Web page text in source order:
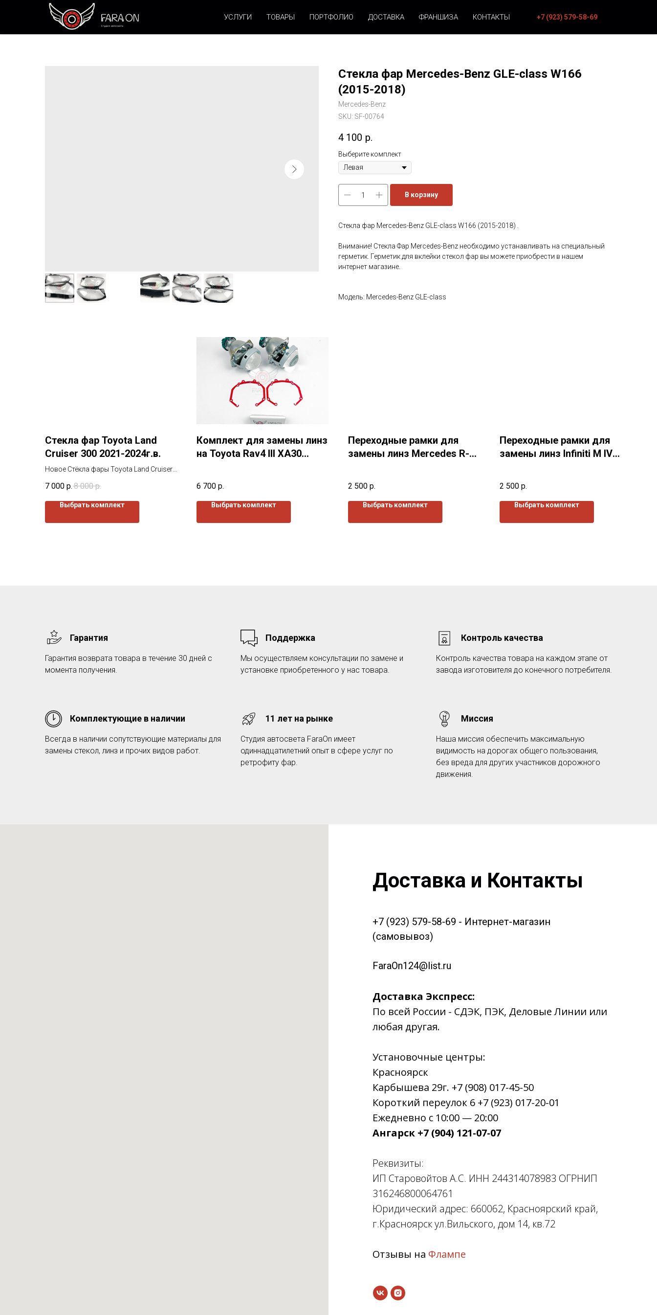
УСЛУГИ ТОВАРЫ ПОРТФОЛИО ДОСТАВКА ФРАНШИЗА КОНТАКТЫ +7 (923) 579-58-69
Стекла фар Mercedes-Benz GLE-class W166
(2015-2018)
Mercedes-Benz
SKU: SF-00764
4 100 р.
Выберите комплект
В корзину
Стекла фар Mercedes-Benz GLE-class W166 (2015-2018) .
Внимание! Стекла Фар Mercedes-Benz необходимо устанавливать на специальный
герметик. Герметик для вклейки стекол фар вы можете приобрести в нашем
интернет магазине.
Модель: Mercedes-Benz GLE-class
Стекла фар Toyota Land
Cruiser 300 2021-2024г.в.
Новое Стёкла фары Toyota Land Cruiser
изготовителя. Все стекла покрыты
защитным лаком как с наружи так и
7 000 р. 8 000 р.
Выбрать комплект
Комплект для замены линз
на Toyota Rav4 III XA30
6 700 р.
Выбрать комплект
Переходные рамки для
замены линз Mercedes R-
2 500 р.
Выбрать комплект
Переходные рамки для
замены линз Infiniti M IV
2 500 р.
Выбрать комплект
Гарантия
Гарантия возврата товара в течение 30 дней с
момента получения.
Поддержка
Мы осуществляем консультации по замене и
установке приобретенного у нас товара.
Контроль качества
Контроль качества товара на каждом этапе от
завода изготовителя до конечного потребителя.
Комплектующие в наличии
Всегда в наличии сопутствующие материалы для
замены стекол, линз и прочих видов работ.
11 лет на рынке
Студия автосвета FaraOn имеет
одиннадцатилетний опыт в сфере услуг по
ретрофиту фар.
Миссия
Наша миссия обеспечить максимальную
видимость на дорогах общего пользования,
без вреда для других участников дорожного
движения.
Доставка и Контакты
+7 (923) 579-58-69 - Интернет-магазин
(самовывоз)
FaraOn124@list.ru
Доставка Экспресс:
По всей России - СДЭК, ПЭК, Деловые Линии или
любая другая.
Установочные центры:
Красноярск
Карбышева 29г. +7 (908) 017-45-50
Короткий переулок 6 +7 (923) 017-20-01
Ежедневно с 10:00 — 20:00
Ангарск +7 (904) 121-07-07
Реквизиты:
ИП Старовойтов А.С. ИНН 244314078983 ОГРНИП
316246800064761
Юридический адрес: 660062, Красноярский край,
г.Красноярск ул.Вильского, дом 14, кв.72
Отзывы на Флампе